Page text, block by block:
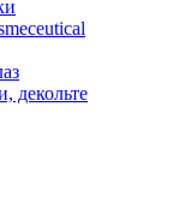
декольте